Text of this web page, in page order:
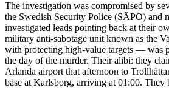
The investigation was compromised by
the Swedish Security Police (SÄPO) and
investigated leads pointing back at their
military anti-sabotage unit known as the
with protecting high-value targets — was
the day of the murder. Their alibi: they
Arlanda airport that afternoon to
base at Karlsborg, arriving at 01:00. They